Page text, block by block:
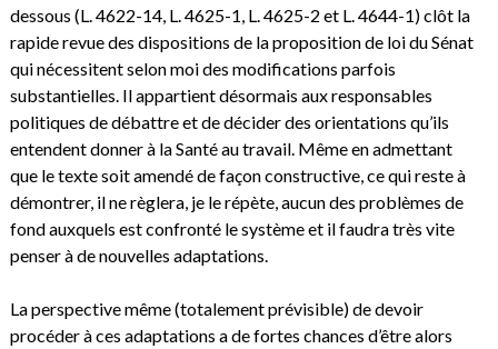
dessous (L. 4622-14, L. 4625-1, L. 4625-2 et L. 4644-1) clôt la
rapide revue des dispositions de la proposition de loi du Sénat
qui nécessitent selon moi des modifications parfois
substantielles. Il appartient désormais aux responsables
politiques de débattre et de décider des orientations qu’ils
entendent donner à la Santé au travail. Même en admettant
que le texte soit amendé de façon constructive, ce qui reste à
démontrer, il ne règlera, je le répète, aucun des problèmes de
fond auxquels est confronté le système et il faudra très vite
penser à de nouvelles adaptations.
La perspective même (totalement prévisible) de devoir
procéder à ces adaptations a de fortes chances d’être alors